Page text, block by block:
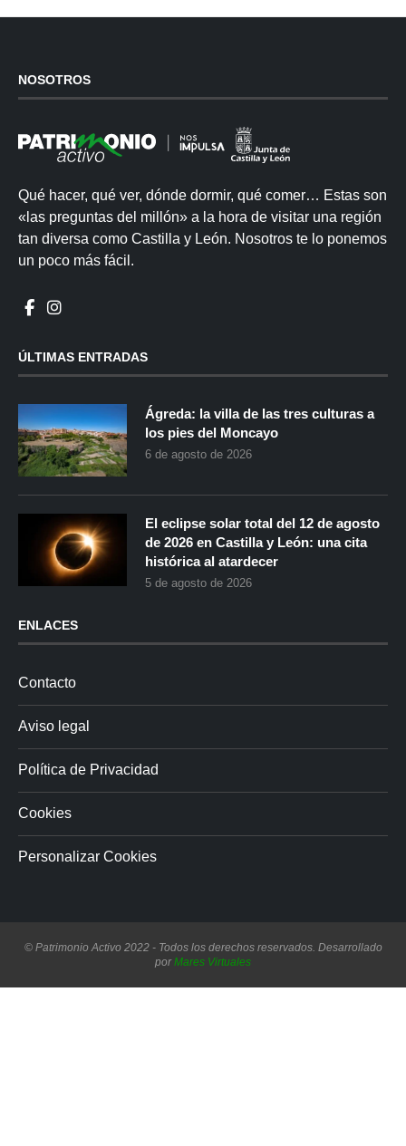
NOSOTROS
Qué hacer, qué ver, dónde dormir, qué comer… Estas son
«las preguntas del millón» a la hora de visitar una región
tan diversa como Castilla y León. Nosotros te lo ponemos
un poco más fácil.
ÚLTIMAS ENTRADAS
Ágreda: la villa de las tres culturas a
los pies del Moncayo
6 de agosto de 2026
El eclipse solar total del 12 de agosto
de 2026 en Castilla y León: una cita
histórica al atardecer
5 de agosto de 2026
ENLACES
Contacto
Aviso legal
Política de Privacidad
Cookies
Personalizar Cookies
© Patrimonio Activo 2022 - Todos los derechos reservados. Desarrollado
porMares Virtuales